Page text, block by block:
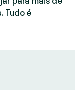
Tudo é